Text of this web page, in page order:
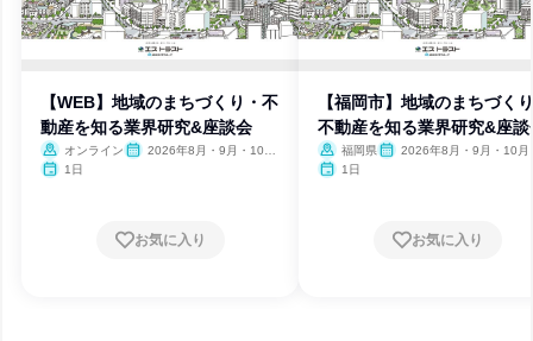
【WEB】地域のまちづくり・不
動産を知る業界研究&座談会
オンライン
2026年8月・9月・10
1日
お気に入り
【福岡市】地域のまちづく
不動産を知る業界研究&座談
福岡県
2026年8月・9月・10月
1日
お気に入り